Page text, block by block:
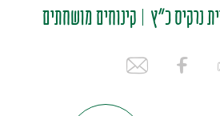
נרקיס כ"ץ קינוחים מושחתים